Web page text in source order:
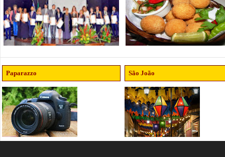
Paparazzo São João